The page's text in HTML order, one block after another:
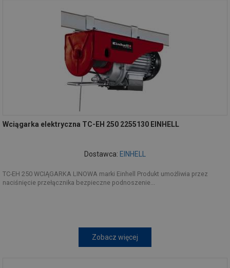
Wciągarka elektryczna TC-EH 250 2255130 EINHELL
Dostawca: EINHELL
TC-EH 250 WCIĄGARKA LINOWA marki Einhell Produkt umożliwia przez
naciśnięcie przełącznika bezpieczne podnoszenie...
Zobacz więcej